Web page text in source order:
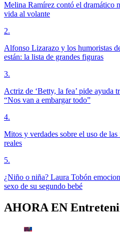
Melina Ramírez contó el dramático
vida al volante
2.
Alfonso Lizarazo y los humoristas
están: la lista de grandes figuras
3.
Actriz de ‘Betty, la fea’ pide ayuda
“Nos van a embargar todo”
4.
Mitos y verdades sobre el uso de las
reales
5.
¿Niño o niña? Laura Tobón
sexo de su segundo bebé
AHORA EN